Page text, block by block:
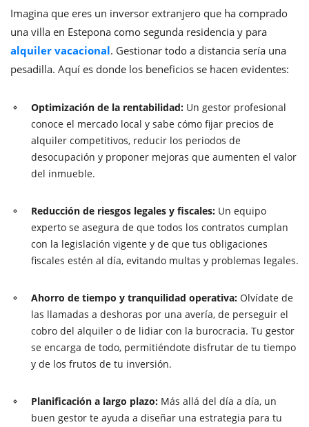
Imagina que eres un inversor extranjero que ha comprado
una villa en Estepona como segunda residencia y para
alquiler vacacional. Gestionar todo a distancia sería una
pesadilla. Aquí es donde los beneficios se hacen evidentes:
Optimización de la rentabilidad: Un gestor profesional
conoce el mercado local y sabe cómo fijar precios de
alquiler competitivos, reducir los periodos de
desocupación y proponer mejoras que aumenten el valor
del inmueble.
Reducción de riesgos legales y fiscales: Un equipo
experto se asegura de que todos los contratos cumplan
con la legislación vigente y de que tus obligaciones
fiscales estén al día, evitando multas y problemas legales.
Ahorro de tiempo y tranquilidad operativa: Olvídate de
las llamadas a deshoras por una avería, de perseguir el
cobro del alquiler o de lidiar con la burocracia. Tu gestor
se encarga de todo, permitiéndote disfrutar de tu tiempo
y de los frutos de tu inversión.
Planificación a largo plazo: Más allá del día a día, un
buen gestor te ayuda a diseñar una estrategia para tu